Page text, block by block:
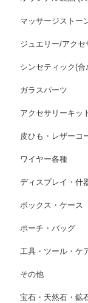
マッサージストー
ジュエリー/アクセ
シンセティック(合
ガラスパーツ
アクセサリーキッ
皮ひも・レザーコ
ワイヤー各種
ディスプレイ・什
ボックス・ケース
ポーチ・バッグ
工具・ツール・ケ
その他
宝石・天然石・鉱